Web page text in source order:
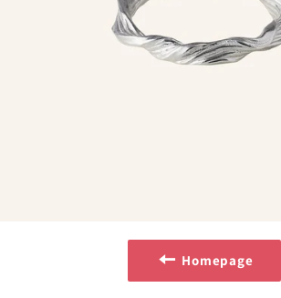
Homepage